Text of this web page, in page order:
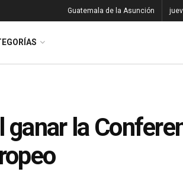
Guatemala de la Asunción
la